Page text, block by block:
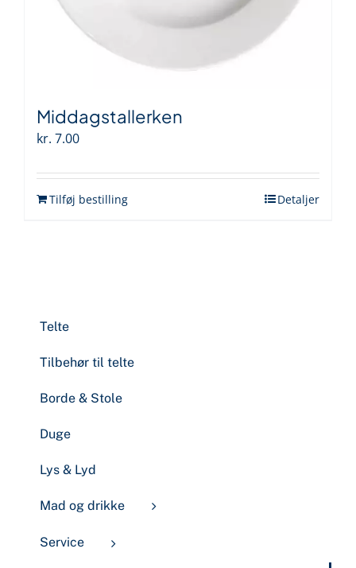
Middagstallerken
kr. 7.00
Tilføj bestilling Detaljer
Telte
Tilbehør til telte
Borde & Stole
Duge
Lys & Lyd
Mad og drikke
Service